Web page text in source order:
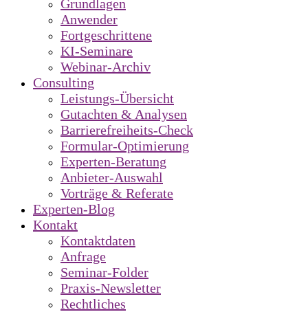
Grundlagen
Anwender
Fortgeschrittene
KI-Seminare
Webinar-Archiv
Consulting
Leistungs-Übersicht
Gutachten & Analysen
Barrierefreiheits-Check
Formular-Optimierung
Experten-Beratung
Anbieter-Auswahl
Vorträge & Referate
Experten-Blog
Kontakt
Kontaktdaten
Anfrage
Seminar-Folder
Praxis-Newsletter
Rechtliches